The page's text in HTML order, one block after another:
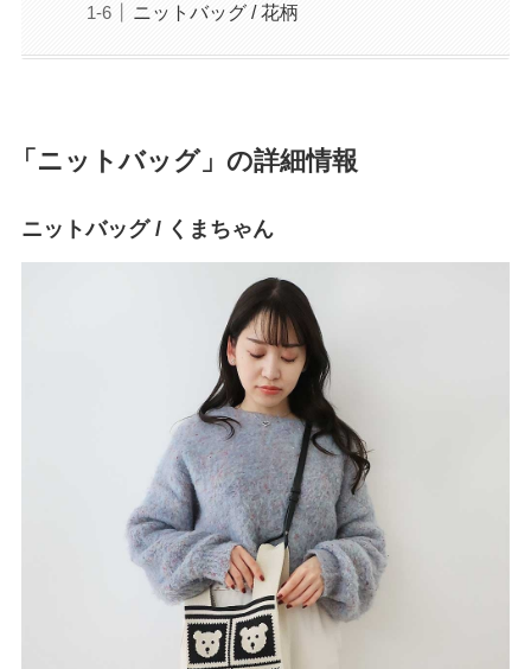
ニットバッグ / 花柄
「ニットバッグ」の詳細情報
ニットバッグ / くまちゃん